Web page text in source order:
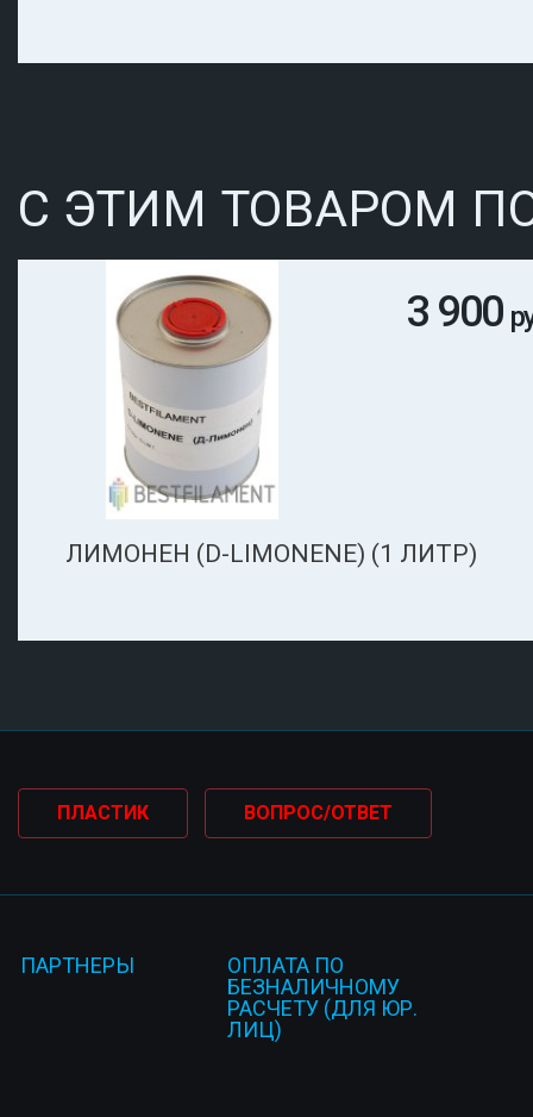
С ЭТИМ ТОВАРОМ
3 900
ЛИМОНЕН (D-LIMONENE) (1 ЛИТР)
ПЛАСТИК ВОПРОС/ОТВЕТ
ПАРТНЕРЫ
ОПЛАТА ПО
БЕЗНАЛИЧНОМУ
РАСЧЕТУ (ДЛЯ ЮР.
ЛИЦ)